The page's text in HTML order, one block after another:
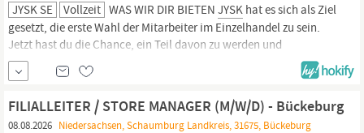
JYSK SE Vollzeit WAS WIR DIR BIETEN JYSK hat es sich als Ziel
gesetzt, die erste Wahl der Mitarbeiter im Einzelhandel zu sein.
Jetzt hast du die Chance, ein Teil davon zu werden und
zusammen mit uns an diesem großen Ziel zu arbeiten!
JYSKist ein
dynamisches Unternehmen und bei uns wird deine Stimme
gehört. Du wirst involviert und deine Entwicklung ist...
FILIALLEITER / STORE MANAGER (M/W/D) - Bückeburg
08.08.2026 Niedersachsen, Schaumburg Landkreis, 31675, Bückeburg